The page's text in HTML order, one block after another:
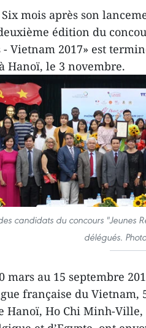
mois après son
édition du
Vietnam 2017» est
Hanoï, le 3 novembre.
candidats du concours "Jeunes
délégués.
mars au 15 septembre
française du Vietnam,
Hanoï, Ho Chi Minh-Ville,